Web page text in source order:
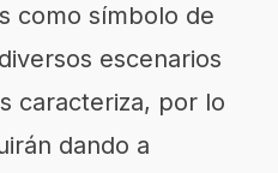
como símbolo de
escenarios
caracteriza, por lo
dando a